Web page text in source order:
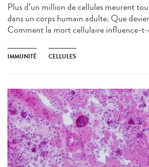
Plus d’un million de cellules meurent
dans un corps humain adulte. Que
Comment la mort cellulaire influence-t-
IMMUNITÉ CELLULES